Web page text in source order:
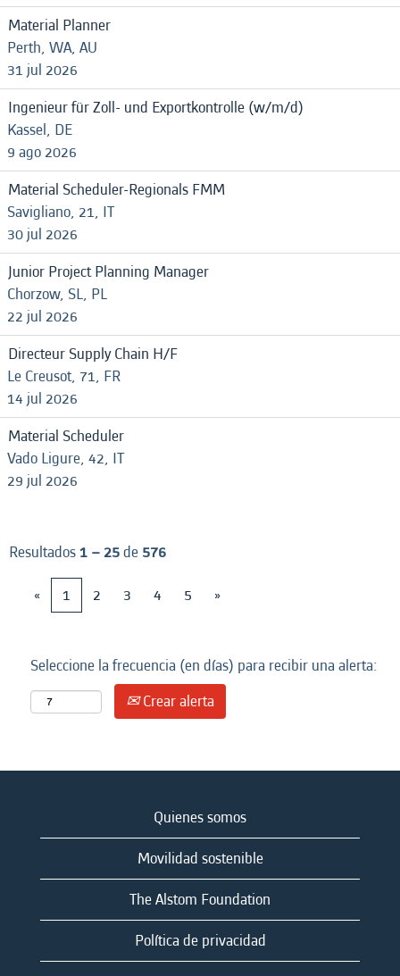
Material Planner
Perth, WA, AU
31 jul 2026
Ingenieur für Zoll- und Exportkontrolle (w/m/d)
Kassel, DE
9 ago 2026
Material Scheduler-Regionals FMM
Savigliano, 21, IT
30 jul 2026
Junior Project Planning Manager
Chorzow, SL, PL
22 jul 2026
Directeur Supply Chain H/F
Le Creusot, 71, FR
14 jul 2026
Material Scheduler
Vado Ligure, 42, IT
29 jul 2026
Resultados1 – 25de 576
«
1 2 3 4 5 »
Seleccione la frecuencia (en días) para recibir una alerta:
Crear alerta
Quienes somos
Movilidad sostenible
The Alstom Foundation
Política de privacidad